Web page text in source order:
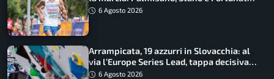
guidano l’Italia
6 Agosto 2026
Arrampicata, 19 azzurri in Slovacchia: al
via l’Europe Series Lead, tappa decisiva
per la Speed
6 Agosto 2026